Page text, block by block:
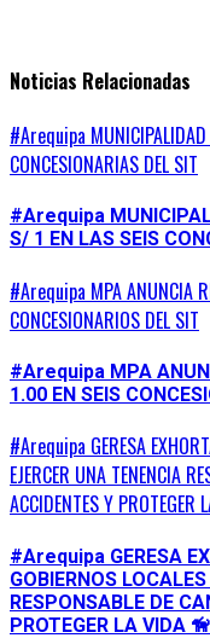
Noticias Relacionadas
#Arequipa MUNICIPALIDAD
CONCESIONARIAS DEL SIT
#Arequipa
S/ 1 EN LAS SEIS
#Arequipa MPA ANUNCIA
CONCESIONARIOS DEL SIT
#Arequipa MPA
1.00 EN SEIS
#Arequipa GERESA
EJERCER UNA TENENCIA
ACCIDENTES Y
#Arequipa GERESA
GOBIERNOS
RESPONSABLE DE
PROTEGER LA VIDA